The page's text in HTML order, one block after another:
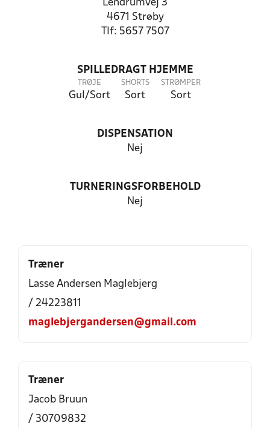
Lendrumvej 3
4671 Strøby
Tlf: 5657 7507
SPILLEDRAGT HJEMME
TRØJE
Gul/Sort
SHORTS
Sort
STRØMPER
Sort
DISPENSATION
Nej
TURNERINGSFORBEHOLD
Nej
Træner
Lasse Andersen Maglebjerg
/ 24223811
maglebjergandersen@gmail.com
Træner
Jacob Bruun
/ 30709832